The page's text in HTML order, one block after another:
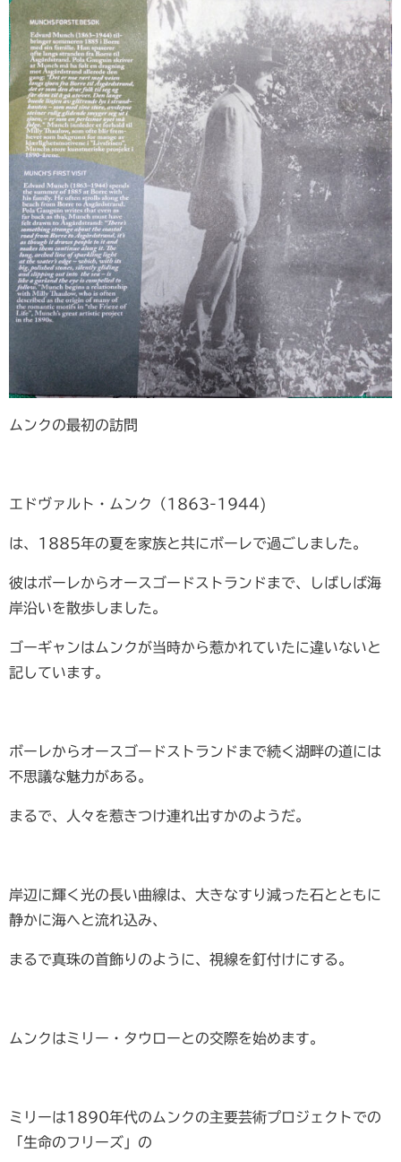
ムンクの最初の訪問
エドヴァルト・ムンク（1863-1944)
は、1885年の夏を家族と共にボーレで過ごしました。
彼はボーレからオースゴードストランドまで、しばしば海
岸沿いを散歩しました。
ゴーギャンはムンクが当時から惹かれていたに違いないと
記しています。
ボーレからオースゴードストランドまで続く湖畔の道には
不思議な魅力がある。
まるで、人々を惹きつけ連れ出すかのようだ。
岸辺に輝く光の長い曲線は、大きなすり減った石とともに
静かに海へと流れ込み、
まるで真珠の首飾りのように、視線を釘付けにする。
ムンクはミリー・タウローとの交際を始めます。
ミリーは1890年代のムンクの主要芸術プロジェクトでの
「生命のフリーズ」の